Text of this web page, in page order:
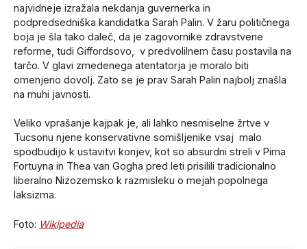
najvidneje izražala nekdanja guvernerka in
podpredsedniška kandidatka Sarah Palin. V žaru političnega
boja je šla tako daleč, da je zagovornike zdravstvene
reforme, tudi Giffordsovo, v predvolilnem času postavila na
tarčo. V glavi zmedenega atentatorja je moralo biti
omenjeno dovolj. Zato se je prav Sarah Palin najbolj znašla
na muhi javnosti.
Veliko vprašanje kajpak je, ali lahko nesmiselne žrtve v
Tucsonu njene konservativne somišljenike vsaj malo
spodbudijo k ustavitvi konjev, kot so absurdni streli v Pima
Fortuyna in Thea van Gogha pred leti prisilili tradicionalno
liberalno Nizozemsko k razmisleku o mejah popolnega
laksizma.
Foto: Wikipedia